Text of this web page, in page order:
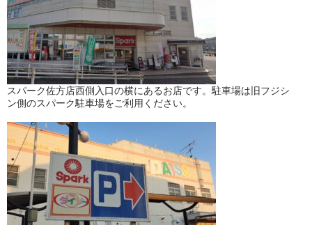
スパーク佐方店西側入口の横にあるお店です。駐車場は旧フジシ
ン側のスパーク駐車場をご利用ください。